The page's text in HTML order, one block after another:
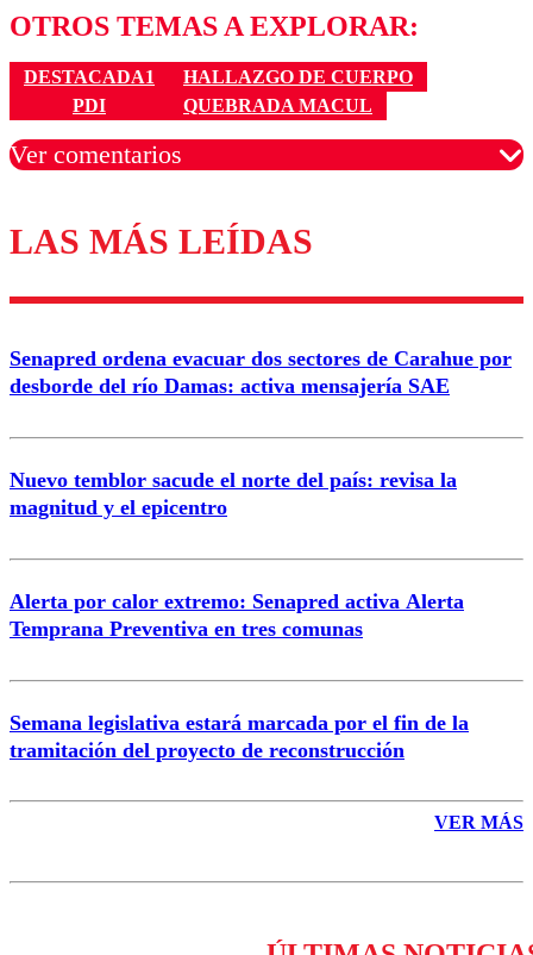
OTROS TEMAS A EXPLORAR:
DESTACADA1
HALLAZGO DE CUERPO
PDI
QUEBRADA MACUL
Ver comentarios
Los comentarios son moderados para garantizar un
diálogo respetuoso.
Correo
LAS MÁS LEÍDAS
Senapred ordena evacuar dos sectores de Carahue por
desborde del río Damas: activa mensajería SAE
Nuevo temblor sacude el norte del país: revisa la
magnitud y el epicentro
Alerta por calor extremo: Senapred activa Alerta
Temprana Preventiva en tres comunas
Semana legislativa estará marcada por el fin de la
tramitación del proyecto de reconstrucción
VER MÁS